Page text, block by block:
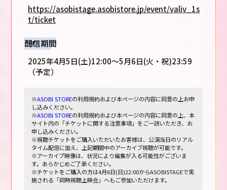
https://asobistage.asobistore.jp/event/valiv_1s
t/ticket
配信期間
2025年4月5日(土)12:00～5月6日(火・祝)23:59
（予定）
※ASOBI STOREの利用規約および本ページの内容に同意の上お申
し込みください。
※ASOBI STOREの利用規約および本ページの内容に同意の上、本
サイト内の「チケットに関する注意事項」をご一読いただき、お
申し込みください。
※視聴チケットをご購入いただいたお客様は、公演当日のリアル
タイム配信に加え、上記期間中のアーカイブ視聴が可能です。
※アーカイブ映像は、状況により編集が入る可能性がございま
す。あらかじめご了承ください。
※チケットをご購入の方は4月6日(日)22:00からASOBISTAGEで実
施される「同時視聴上映会」へもご参加いただけます。